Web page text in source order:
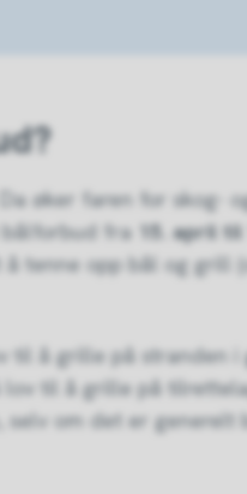
øker faren for skog-
fra 15. april til
tenne opp bål og grill
til å grille på stranden i
til å grille på
om det er generelt